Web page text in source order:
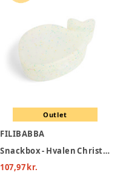
Outlet
FILIBABBA
Snackbox - Hvalen Christian - Konfetti
107,97 kr.